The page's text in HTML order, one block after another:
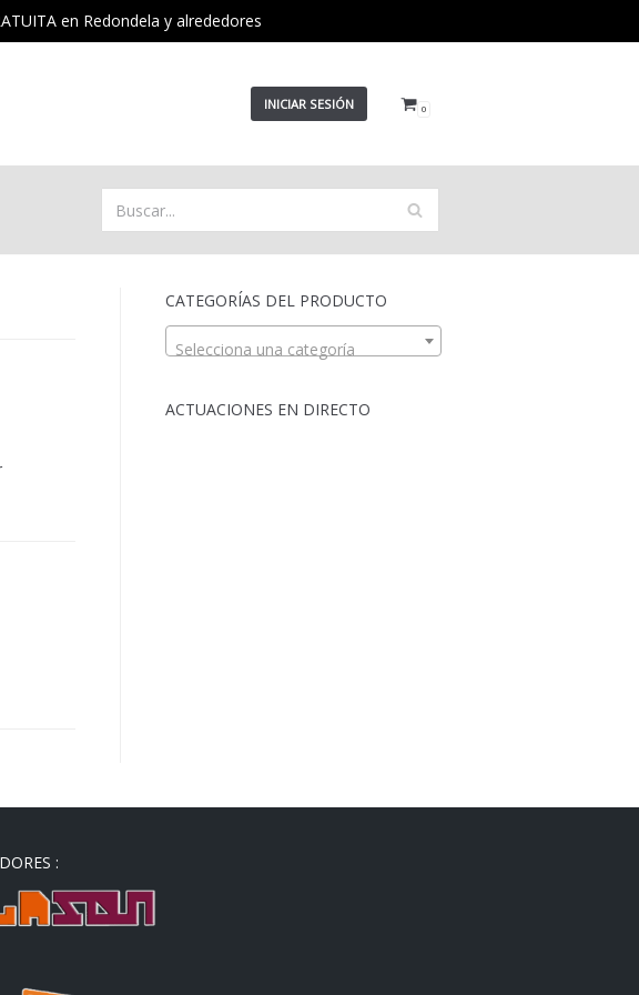
en Redondela y alrededores
INICIAR SESIÓN 0
CATEGORÍAS DEL PRODUCTO
Selecciona una categoría
ACTUACIONES EN DIRECTO
: